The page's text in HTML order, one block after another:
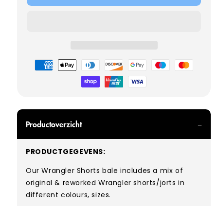
Betaalmethoden
Productoverzicht
PRODUCTGEGEVENS:
Our Wrangler Shorts bale includes a mix of
original & reworked Wrangler shorts/jortsin
different colours, sizes.